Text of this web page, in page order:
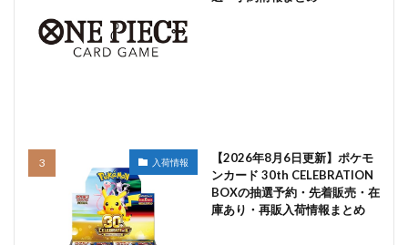
入荷情報
【2026年8月6日更新】ポケモ
ンカード 30th CELEBRATION
BOXの抽選予約・先着販売・在
庫あり・再販入荷情報まとめ